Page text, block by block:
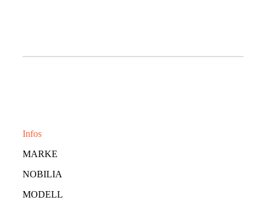
Infos
MARKE
NOBILIA
MODELL